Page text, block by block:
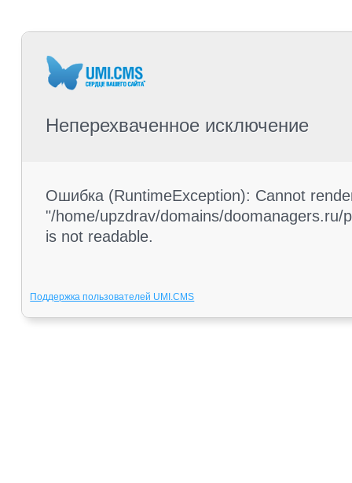
Неперехваченное исключение
Ошибка (RuntimeException): Cannot
"/home/upzdrav/domains/
is not readable.
Поддержка пользователей UMI.CMS